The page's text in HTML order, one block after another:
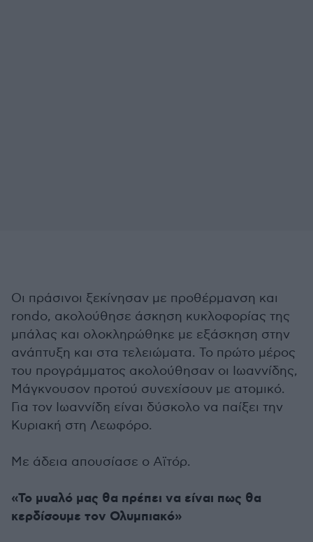
Οι πράσινοι ξεκίνησαν με προθέρμανση και
rondo, ακολούθησε άσκηση κυκλοφορίας της
μπάλας και ολοκληρώθηκε με εξάσκηση στην
ανάπτυξη και στα τελειώματα. Το πρώτο μέρος
του προγράμματος ακολούθησαν οι Ιωαννίδης,
Μάγκνουσον προτού συνεχίσουν με ατομικό.
Για τον Ιωαννίδη είναι δύσκολο να παίξει την
Κυριακή στη Λεωφόρο.
Με άδεια απουσίασε ο Αϊτόρ.
«Το μυαλό μας θα πρέπει να είναι πως θα
κερδίσουμε τον Ολυμπιακό»